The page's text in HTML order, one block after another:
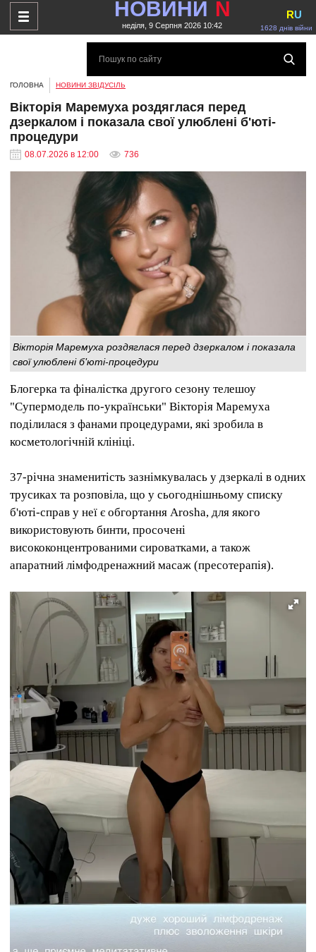
НОВИНИ N
неділя, 9 Серпня 2026 10:42 1628 днів війни
RU
ГОЛОВНА НОВИНИ ЗВІДУСІЛЬ
Вікторія Маремуха роздяглася перед
дзеркалом і показала свої улюблені б'юті-
процедури
08.07.2026 в 12:00 736
Вікторія Маремуха роздяглася перед дзеркалом і показала
свої улюблені б'юті-процедури
Блогерка та фіналістка другого сезону телешоу
"Супермодель по-українськи" Вікторія Маремуха
поділилася з фанами процедурами, які зробила в
косметологічній клініці.
37-річна знаменитість зазнімкувалась у дзеркалі в одних
трусиках та розповіла, що у сьогоднішньому списку
б'юті-справ у неї є обгортання Arosha, для якого
використовують бинти, просочені
висококонцентрованими сироватками, а також
апаратний лімфодренажний масаж (пресотерапія).